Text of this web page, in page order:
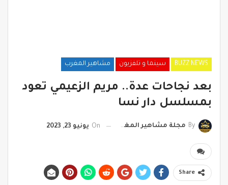
BUZZ NEWS سينما و تلفزيون مشاهير المغرب
بعد نجاحات عدة.. مريم الزعيمي تعود
بمسلسل دار نسا
By مجلة مشاهير المغرب On يونيو 23, 2023
Share